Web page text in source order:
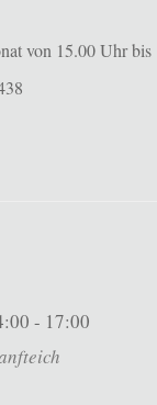
von 15.00 Uhr
- 17:00